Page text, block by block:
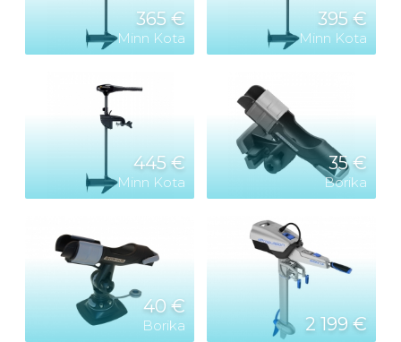
365 €
Minn Kota
395 €
Minn Kota
445 €
Minn Kota
35 €
Borika
40 €
Borika 2 199 €